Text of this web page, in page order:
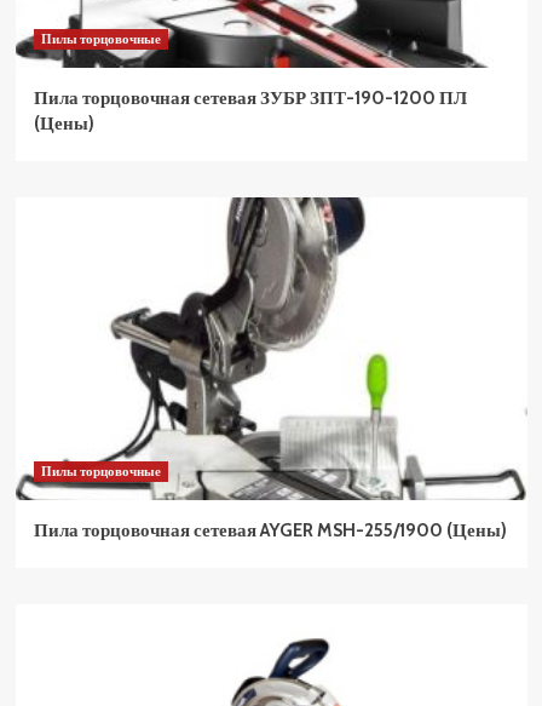
Пилы торцовочные
Пила торцовочная сетевая ЗУБР ЗПТ-190-1200 ПЛ
(Цены)
Пилы торцовочные
Пила торцовочная сетевая AYGER MSH-255/1900 (Цены)